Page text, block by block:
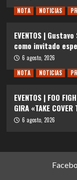
NOTA
NOTICIAS
EVENTOS |
como invitado
6 agosto, 2026
NOTA
NOTICIAS
EVENTOS | FOO
GIRA «TAKE
6 agosto, 2026